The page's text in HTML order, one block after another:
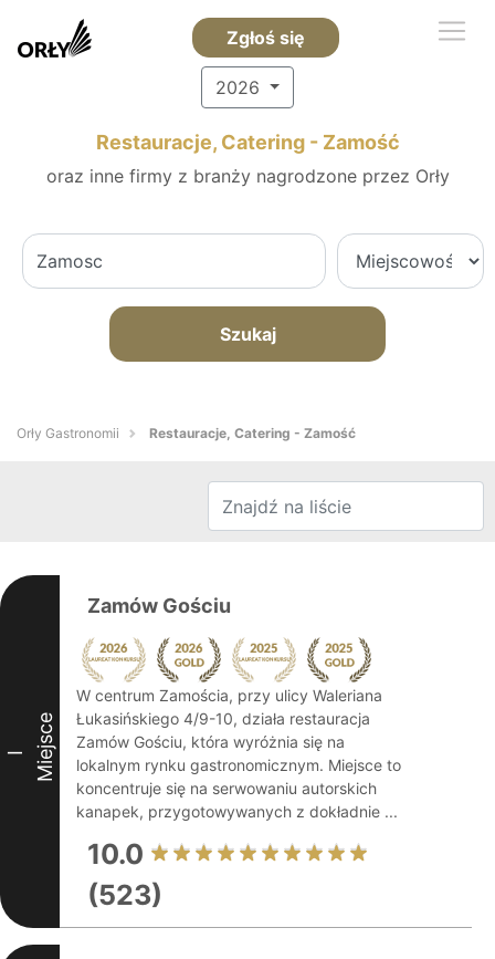
Zgłoś się
2026
Restauracje, Catering - Zamość
oraz inne firmy z branży nagrodzone przez Orły
Szukaj
Orły Gastronomii Restauracje, Catering - Zamość
I Miejsce
Zamów Gościu
W centrum Zamościa, przy ulicy Waleriana
Łukasińskiego 4/9-10, działa restauracja
Zamów Gościu, która wyróżnia się na
lokalnym rynku gastronomicznym. Miejsce to
koncentruje się na serwowaniu autorskich
kanapek, przygotowywanych z dokładnie ...
10.0
(523)